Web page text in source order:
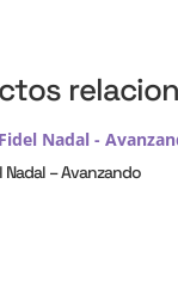
Nadal – Avanzando